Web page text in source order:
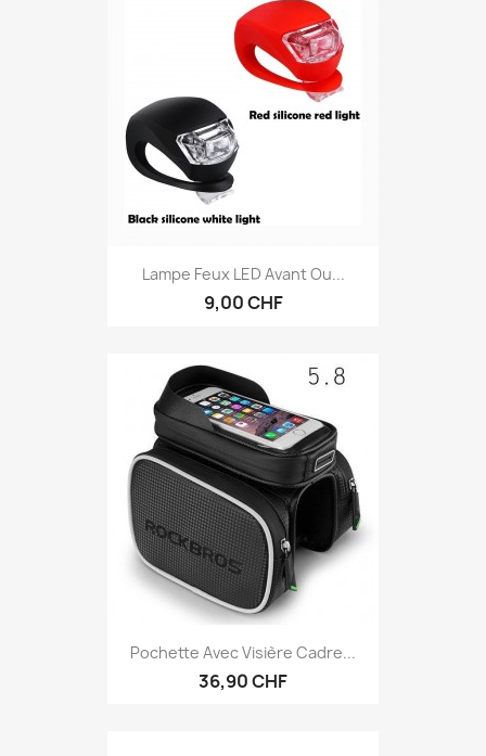
Lampe Feux LED Avant Ou...
9,00 CHF
Pochette Avec Visière Cadre...
36,90 CHF